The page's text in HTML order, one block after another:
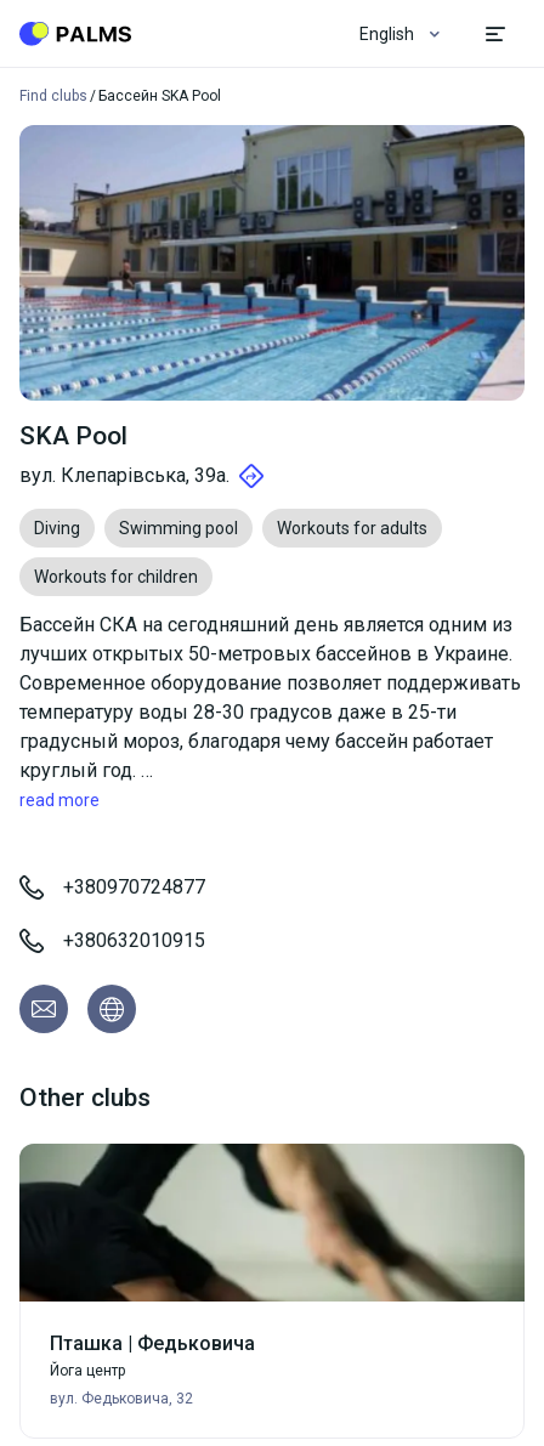
English
Find clubs Бассейн SKA Pool
SKA Pool
вул. Клепарівська, 39а.
Diving Swimming pool Workouts for adults
Workouts for children
Бассейн СКА на сегодняшний день является одним из
лучших открытых 50-метровых бассейнов в Украине.
Современное оборудование позволяет поддерживать
температуру воды 28-30 градусов даже в 25-ти
градусный мороз, благодаря чему бассейн работает
круглый год.
Система фильтрации воды обеспечивает чистоту воду
бассейн через заплывы непосредственно из теплых
Свежий воздух и солнце создают чрезвычайно
спорта.
На базе тренируются детско-юношеские спортивные
Проводятся занятия по плаванию, современному
с военнослужащими Львовского гарнизона.
Милости просим!
read more
+380970724877
+380632010915
Other clubs
Пташка | Федьковича
Йога центр
вул. Федьковича, 32